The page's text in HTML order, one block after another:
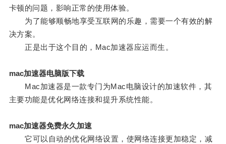
卡顿的问题，影响正常的使用体验。
为了能够顺畅地享受互联网的乐趣，需要一个有效的解
决方案。
正是出于这个目的，Mac加速器应运而生。
mac加速器电脑版下载
Mac加速器是一款专门为Mac电脑设计的加速软件，其
主要功能是优化网络连接和提升系统性能。
mac加速器免费永久加速
它可以自动的优化网络设置，使网络连接更加稳定，减